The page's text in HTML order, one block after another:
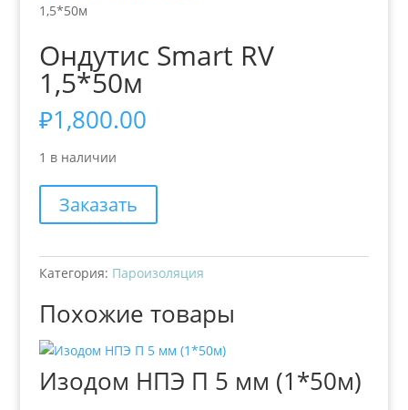
1,5*50м
Ондутис Smart RV
1,5*50м
₽1,800.00
1 в наличии
Заказать
Категория: Пароизоляция
Похожие товары
Изодом НПЭ П 5 мм (1*50м)